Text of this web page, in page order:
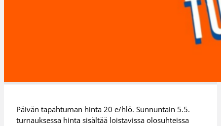
Päivän tapahtuman hinta 20 e/hlö. Sunnuntain 5.5.
turnauksessa hinta sisältää loistavissa olosuhteissa